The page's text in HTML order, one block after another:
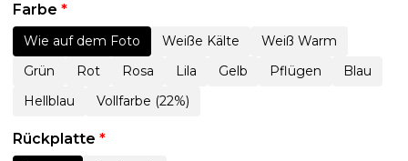
Farbe *
Wie auf dem Foto Weiße Kälte
Weiß Warm
Grün
Rot Rosa Lila Gelb Pflügen
Blau
Hellblau
Vollfarbe (22%)
Rückplatte *